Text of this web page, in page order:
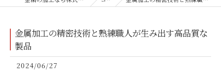
金属加工の精密技術と熟練職人が生み出す高品質な
製品
2024/06/27